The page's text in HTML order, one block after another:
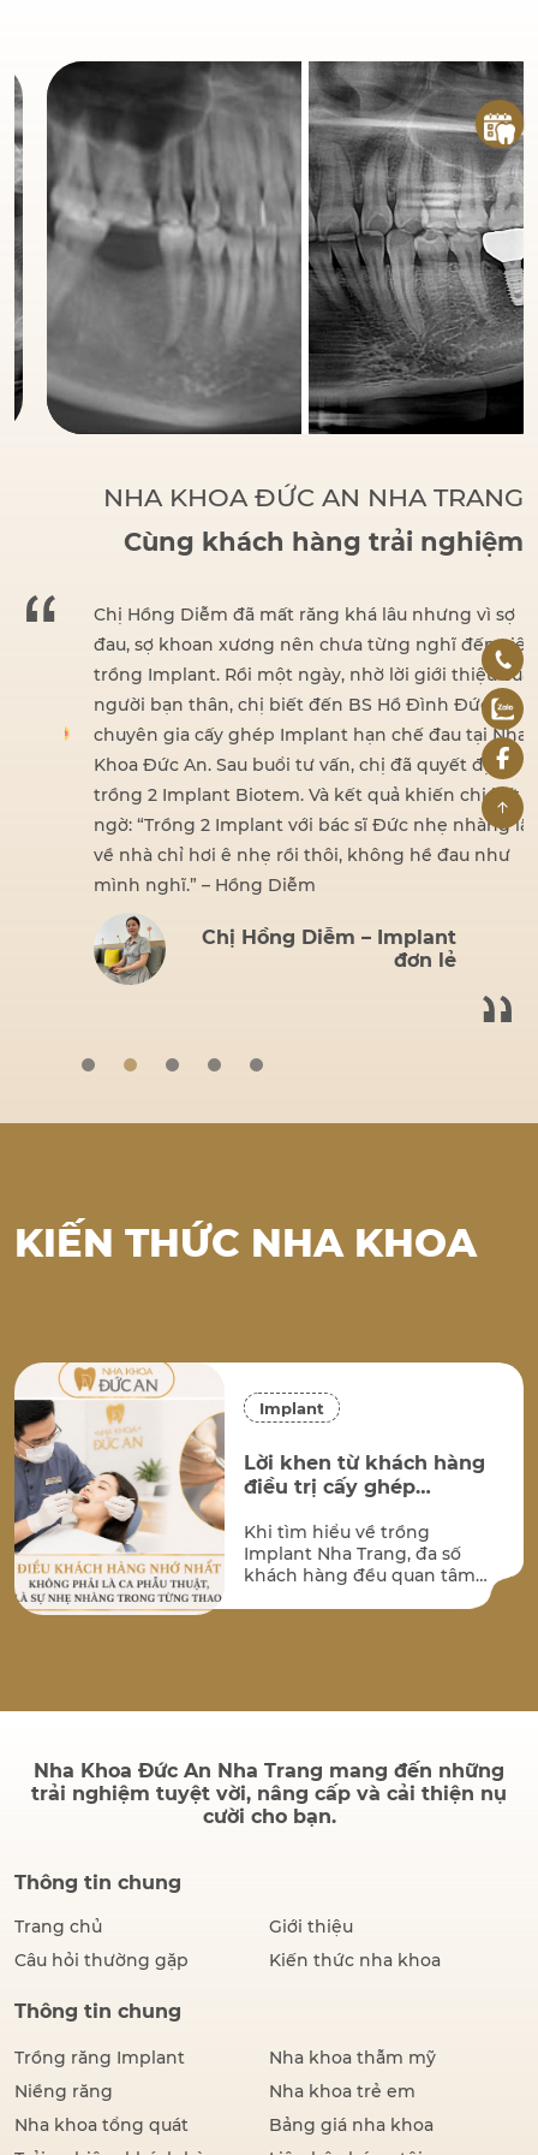
Đức tập trung vào các
phương pháp điều trị
dựa trên khoa học và
thực tiễn, đảm bảo
răng vững chắc, thẩm
mỹ và sử dụng lâu dài.
NHA KHOA ĐỨC AN NHA TRANG
Cùng khách hàng trải nghiệm
Chị Hồng Diễm đã mất răng khá lâu nhưng vì sợ
đau, sợ khoan xương nên chưa từng nghĩ đến việc
trồng Implant. Rồi một ngày, nhờ lời giới thiệu của
người bạn thân, chị biết đến BS Hồ Đình Đức –
chuyên gia cấy ghép Implant hạn chế đau tại Nha
Khoa Đức An. Sau buổi tư vấn, chị đã quyết định
trồng 2 Implant Biotem. Và kết quả khiến chị bất
ngờ: “Trồng 2 Implant với bác sĩ Đức nhẹ nhàng lắm,
về nhà chỉ hơi ê nhẹ rồi thôi, không hề đau như
mình nghĩ.” – Hồng Diễm
Chị Hồng Diễm – Implant
đơn lẻ
KIẾN THỨC NHA KHOA
Implant
Lời khen từ khách hàng
điều trị cấy ghép
Đức An Nha Trang
Khi tìm hiểu về trồng
Implant Nha Trang, đa số
khách hàng đều quan tâm
đến hai vấn đề lớn nhất: kết
Nha Khoa Đức An Nha Trang mang đến những
trải nghiệm tuyệt vời, nâng cấp và cải thiện nụ
cười cho bạn.
Thông tin chung
Trang chủ
Giới thiệu
Câu hỏi thường gặp
Kiến thức nha khoa
Thông tin chung
Trồng răng Implant
Nha khoa thẫm mỹ
Niềng răng
Nha khoa trẻ em
Nha khoa tổng quát
Bảng giá nha khoa